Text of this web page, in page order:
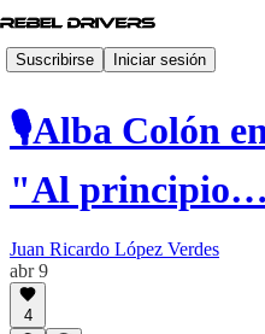
Suscribirse Iniciar sesión
🎙️Alba Colón
"Al principio…
Juan Ricardo López Verdes
abr 9
4